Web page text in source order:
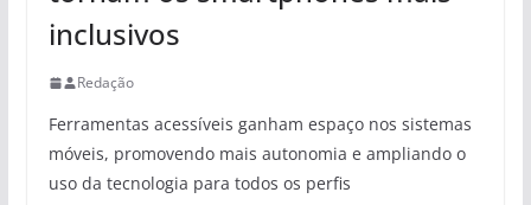
inclusivos
Redação
Ferramentas acessíveis ganham espaço nos sistemas
móveis, promovendo mais autonomia e ampliando o
uso da tecnologia para todos os perfis